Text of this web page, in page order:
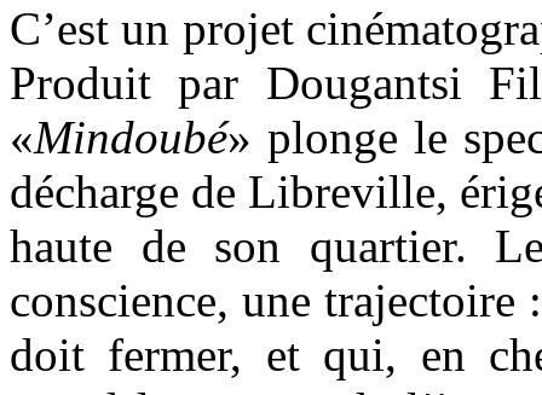
C’est un projet
Produit par Dougantsi
«Mindoubé» plonge le
décharge de Libreville,
haute de son quartier.
conscience, une
doit fermer, et qui, en